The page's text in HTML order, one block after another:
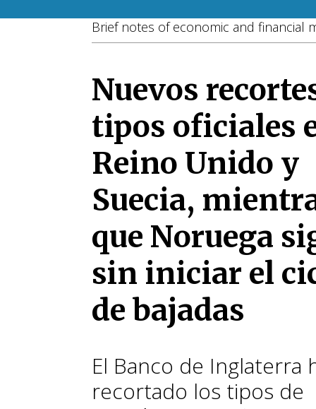
Brief notes of economic and financial
Nuevos
tipos oficiales
Reino Unido y
Suecia,
que Noruega
sin iniciar el
de bajadas
El Banco de Inglaterra
recortado los tipos de